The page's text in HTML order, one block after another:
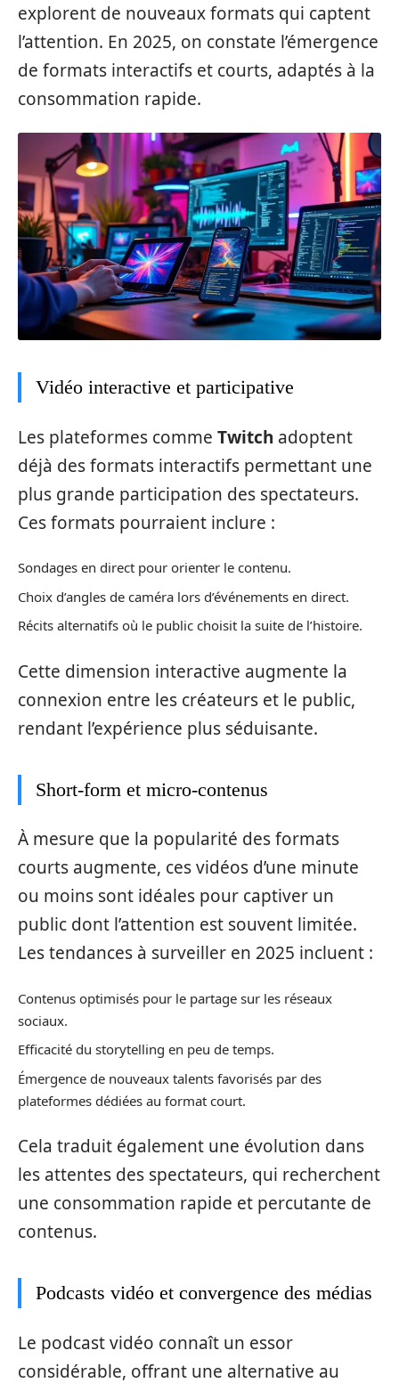
explorent de nouveaux formats qui captent
l’attention. En 2025, on constate l’émergence
de formats interactifs et courts, adaptés à la
consommation rapide.
Vidéo interactive et participative
Les plateformes comme Twitch adoptent
déjà des formats interactifs permettant une
plus grande participation des spectateurs.
Ces formats pourraient inclure :
Sondages en direct pour orienter le contenu.
Choix d’angles de caméra lors d’événements en direct.
Récits alternatifs où le public choisit la suite de l’histoire.
Cette dimension interactive augmente la
connexion entre les créateurs et le public,
rendant l’expérience plus séduisante.
Short-form et micro-contenus
À mesure que la popularité des formats
courts augmente, ces vidéos d’une minute
ou moins sont idéales pour captiver un
public dont l’attention est souvent limitée.
Les tendances à surveiller en 2025 incluent :
Contenus optimisés pour le partage sur les réseaux
sociaux.
Efficacité du storytelling en peu de temps.
Émergence de nouveaux talents favorisés par des
plateformes dédiées au format court.
Cela traduit également une évolution dans
les attentes des spectateurs, qui recherchent
une consommation rapide et percutante de
contenus.
Podcasts vidéo et convergence des médias
Le podcast vidéo connaît un essor
considérable, offrant une alternative au